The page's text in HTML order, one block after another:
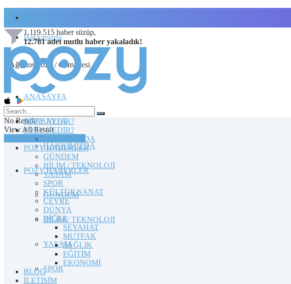
Hakkımızda
8 Ağustos 2026 / Cumartesi
1.119.515 haber süzüp,
12.781 adet mutlu haber yakaladık!
No Result
View All Result
TOPLULUĞA KATILIN
ANASAYFA
POZY NEDİR?
HAKKIMIZDA
POZY HABERLER
GÜNDEM
BİLİM / TEKNOLOJİ
YAŞAM
SPOR
ANASAYFA
POZY NEDİR?
HAKKIMIZDA
POZY HABERLER
GÜNDEM
BİLİM / TEKNOLOJİ
YAŞAM
SPOR
KÜLTÜR/SANAT
ÇEVRE
DÜNYA
DİĞER
SEYAHAT
MUTFAK
SAĞLIK
EĞİTİM
EKONOMİ
BLOG
İLETİŞİM